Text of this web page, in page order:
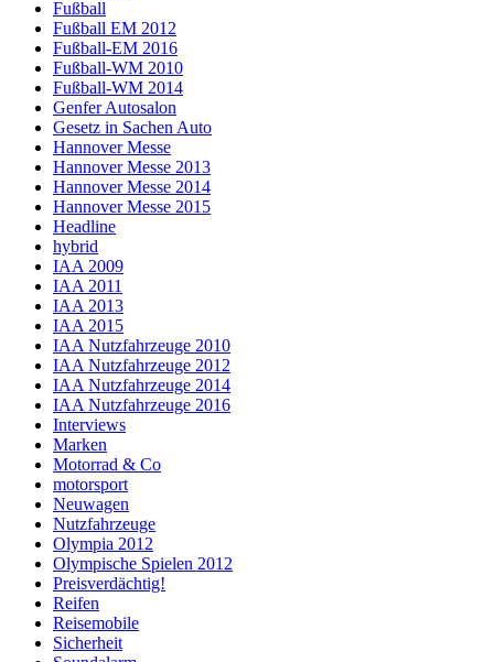
Fußball
Fußball EM 2012
Fußball-EM 2016
Fußball-WM 2010
Fußball-WM 2014
Genfer Autosalon
Gesetz in Sachen Auto
Hannover Messe
Hannover Messe 2013
Hannover Messe 2014
Hannover Messe 2015
Headline
hybrid
IAA 2009
IAA 2011
IAA 2013
IAA 2015
IAA Nutzfahrzeuge 2010
IAA Nutzfahrzeuge 2012
IAA Nutzfahrzeuge 2014
IAA Nutzfahrzeuge 2016
Interviews
Marken
Motorrad & Co
motorsport
Neuwagen
Nutzfahrzeuge
Olympia 2012
Olympische Spielen 2012
Preisverdächtig!
Reifen
Reisemobile
Sicherheit